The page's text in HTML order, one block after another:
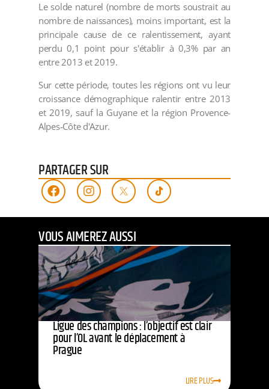
Le solde naturel (nombre de morts soustrait au
nombre de naissances), moins important, est la
principale cause de ce ralentissement, ayant
perdu 0,1 point pour s'établir à 0,3% par an
entre 2013 et 2019.
Sur cette période, toutes les régions ont vu leur
croissance démographique ralentir entre 2013
et 2019, sauf la Guyane et la région Provence-
Alpes-Côte d'Azur.
PARTAGER SUR
VOUS AIMEREZ AUSSI
Ligue des champions : l’objectif est clair
pour l’OL avant le déplacement à
Prague
LIRE PLUS